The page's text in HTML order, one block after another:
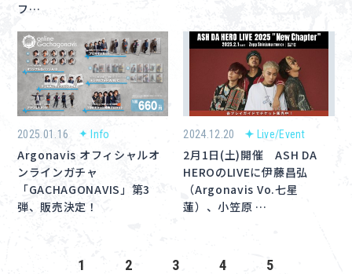
フ…
2025.01.16 Info
Argonavis オフィシャルオ
ンラインガチャ
「GACHAGONAVIS」第3
弾、販売決定！
2024.12.20 Live/Event
2月1日(土)開催 ASH DA
HEROのLIVEに伊藤昌弘
（Argonavis Vo.七星
蓮）、小笠原 …
1 2 3 4 5